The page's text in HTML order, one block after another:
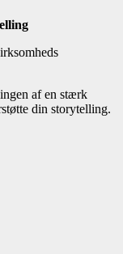
af en stærk
din storytelling.